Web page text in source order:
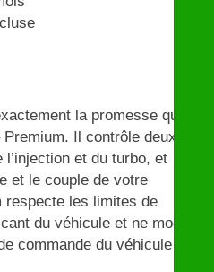
la promesse qui
Il contrôle deux
et du turbo, et
et le couple de votre
respecte les limites de
du véhicule et ne modifie
commande du véhicule